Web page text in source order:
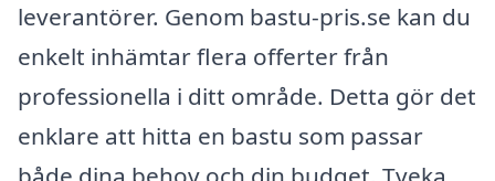
leverantörer. Genom bastu-pris.se kan du
enkelt inhämtar flera offerter från
professionella i ditt område. Detta gör det
enklare att hitta en bastu som passar